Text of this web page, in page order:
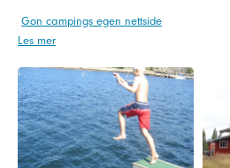
Gon campings egen nettside
Les mer